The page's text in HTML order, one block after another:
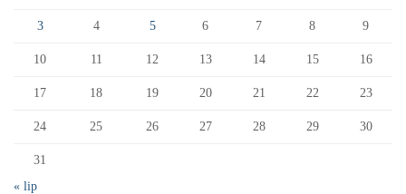
3 4 5 6 7 8 9
10 11 12 13 14 15 16
17 18 19 20 21 22 23
24 25 26 27 28 29 30
31
« lip